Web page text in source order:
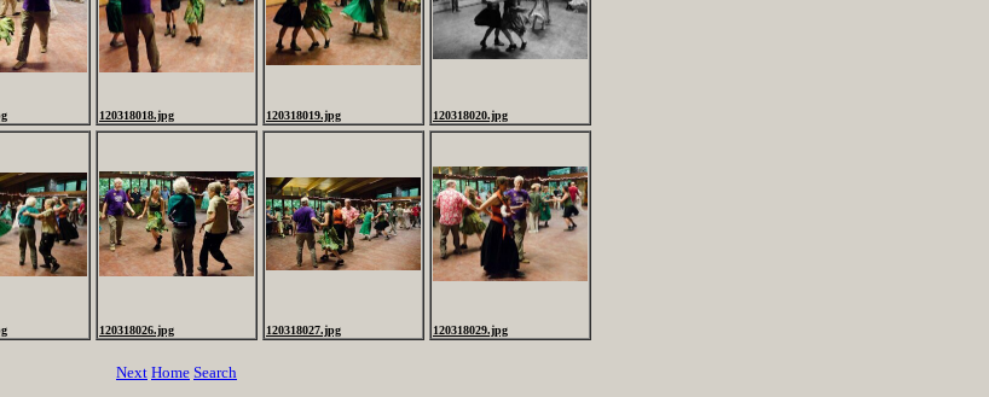
120318018.jpg 120318019.jpg 120318020.jpg
120318026.jpg 120318027.jpg 120318029.jpg
Next Home Search